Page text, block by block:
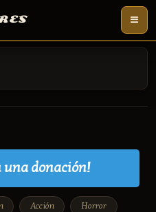
una donación!
Acción Horror